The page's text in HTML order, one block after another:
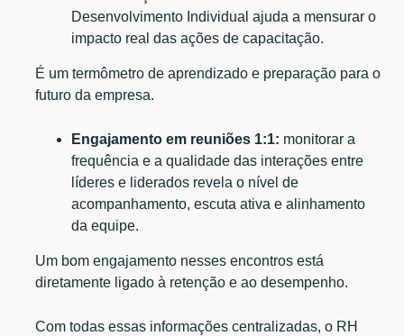
Desenvolvimento Individual ajuda a mensurar o
impacto real das ações de capacitação.
É um termômetro de aprendizado e preparação para o
futuro da empresa.
Engajamento em reuniões 1:1: monitorar a
frequência e a qualidade das interações entre
líderes e liderados revela o nível de
acompanhamento, escuta ativa e alinhamento
da equipe.
Um bom engajamento nesses encontros está
diretamente ligado à retenção e ao desempenho.
Com todas essas informações centralizadas, o RH